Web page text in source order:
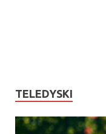
TELEDYSKI